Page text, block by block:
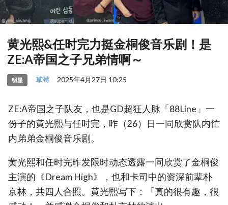
黄光熙&任时完力挺金桐俊音乐剧！是
ZE:A帝国之子兄弟情啊～
明星 草莓 2025年4月27日 10:25
ZE:A帝国之子队友，也是GD超狂人脉「88Line」一
份子的黄光熙与任时完，昨（26）日一同欣赏队内忙
内弟弟金桐俊音乐剧。
黄光熙和任时完昨发限时动态透露一同欣赏了金桐俊
主演的《Dream High》，也和卡司中的资深前辈朴
京林，共四人合照。黄光熙写下：「真的很有趣，很